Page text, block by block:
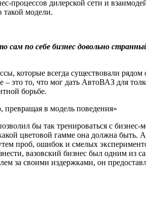
процессов дилерской сети и
такой модели.
по себе бизнес довольно
которые всегда существовали
– это то, что мог дать АвтоВАЗ для
борьбе.
превращая в модель поведения»
бы так тренироваться с бизнес-
цветовой гамме она должна
проб, ошибок и смелых
вазовский бизнес был одним из
за своими издержками, он